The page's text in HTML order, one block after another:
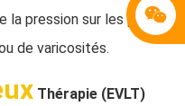
la pression sur les parois
de varicosités.
Thérapie (EVLT)